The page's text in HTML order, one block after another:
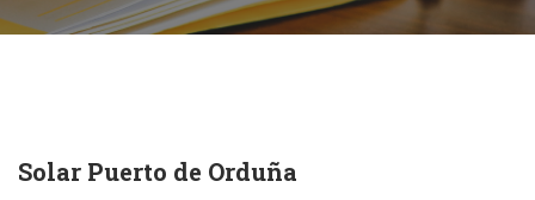
Solar Puerto de Orduña